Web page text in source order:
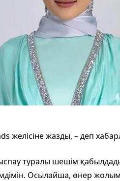
желісіне жазды, – деп
туралы шешім
Осылайша, өнер